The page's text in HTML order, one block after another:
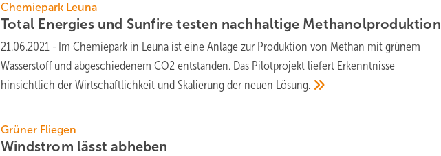
Chemiepark Leuna
Total Energies und Sunfire testen nachhaltige Methanolproduktion
21.06.2021 - Im Chemiepark in Leuna ist eine Anlage zur Produktion von Methan mit grünem
Wasserstoff und abgeschiedenem CO2 entstanden. Das Pilotprojekt liefert Erkenntnisse
hinsichtlich der Wirtschaftlichkeit und Skalierung der neuen Lösung.
Grüner Fliegen
Windstrom lässtabheben